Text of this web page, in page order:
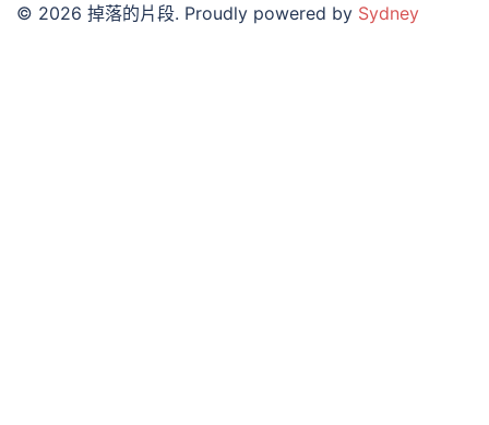
© 2026 掉落的片段. Proudly powered by Sydney